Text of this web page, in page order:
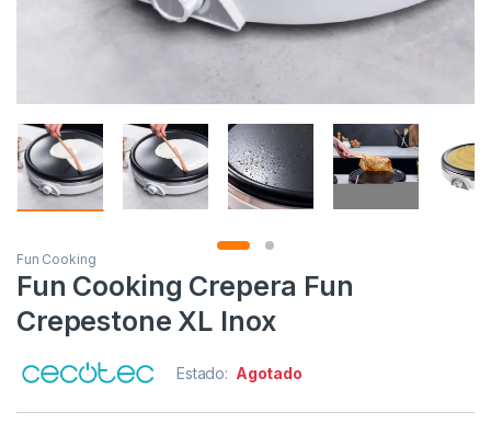
Fun Cooking
Fun Cooking Crepera Fun
Crepestone XL Inox
Estado: Agotado